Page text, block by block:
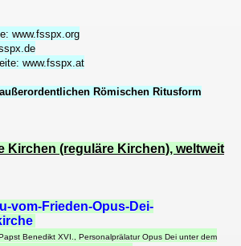
www.fsspx.org
www.fsspx.at
Römischen Ritusform
Kirchen (reguläre Kirchen), weltweit
vom-Frieden-Opus-Dei-
Benedikt XVI., Personalprälatur Opus Dei unter dem
NICHTKATHOLIKEN, DER
römische KIRCHE JESU CHRISTI
DEUTSCHEN ORDEN &